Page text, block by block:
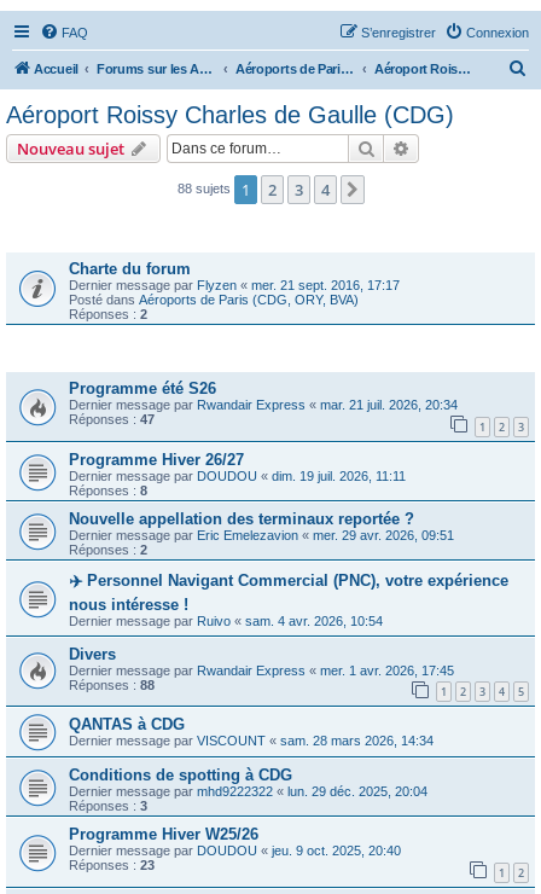
FAQ Connexion
S’enregistrer
Accueil Forums sur les Aéroports Aéroports de Paris (CDG, ORY, BVA) Aéroport Roissy Charles de Gaulle (CDG)
r
Aéroport Roissy Charles de Gaulle (CDG)
Nouveau sujet Rechercher
88 sujets 1 2 3 4
Charte du forum
Dernier message par Flyzen « mer. 21 sept. 2016, 17:17
Posté dans Aéroports de Paris (CDG, ORY, BVA)
Réponses : 2
Programme été S26
Dernier message par Rwandair Express « mar. 21 juil. 2026, 20:34
Réponses : 47 1 2 3
Programme Hiver 26/27
Dernier message par DOUDOU « dim. 19 juil. 2026, 11:11
Réponses : 8
Nouvelle appellation des terminaux reportée ?
Dernier message par Eric Emelezavion « mer. 29 avr. 2026, 09:51
Réponses : 2
✈️ Personnel Navigant Commercial (PNC), votre expérience
nous intéresse !
Dernier message par Ruivo « sam. 4 avr. 2026, 10:54
Divers
Dernier message par Rwandair Express « mer. 1 avr. 2026, 17:45
Réponses : 88 1 2 3 4 5
QANTAS à CDG
Dernier message par VISCOUNT « sam. 28 mars 2026, 14:34
Conditions de spotting à CDG
Dernier message par mhd9222322 « lun. 29 déc. 2025, 20:04
Réponses : 3
Programme Hiver W25/26
Dernier message par DOUDOU « jeu. 9 oct. 2025, 20:40
Réponses : 23 1 2